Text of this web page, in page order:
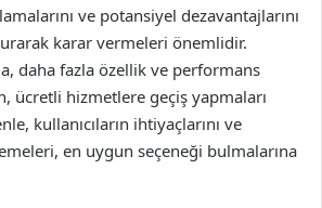
ve potansiyel dezavantajlarını
karar vermeleri önemlidir.
daha fazla özellik ve performans
ücretli hizmetlere geçiş yapmaları
kullanıcıların ihtiyaçlarını ve
en uygun seçeneği bulmalarına